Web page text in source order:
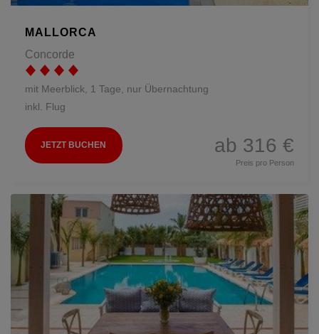
MALLORCA
Concorde
mit Meerblick, 1 Tage, nur Übernachtung
inkl. Flug
JETZT BUCHEN ab 316 €
Preis pro Person